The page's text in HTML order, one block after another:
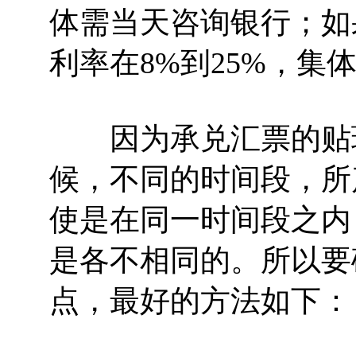
体需当天咨询银行；
利率在8%到25%，集
因为承兑汇票的贴
候，不同的时间段，
使是在同一时间段之
是各不相同的。所以
点，最好的方法如下：